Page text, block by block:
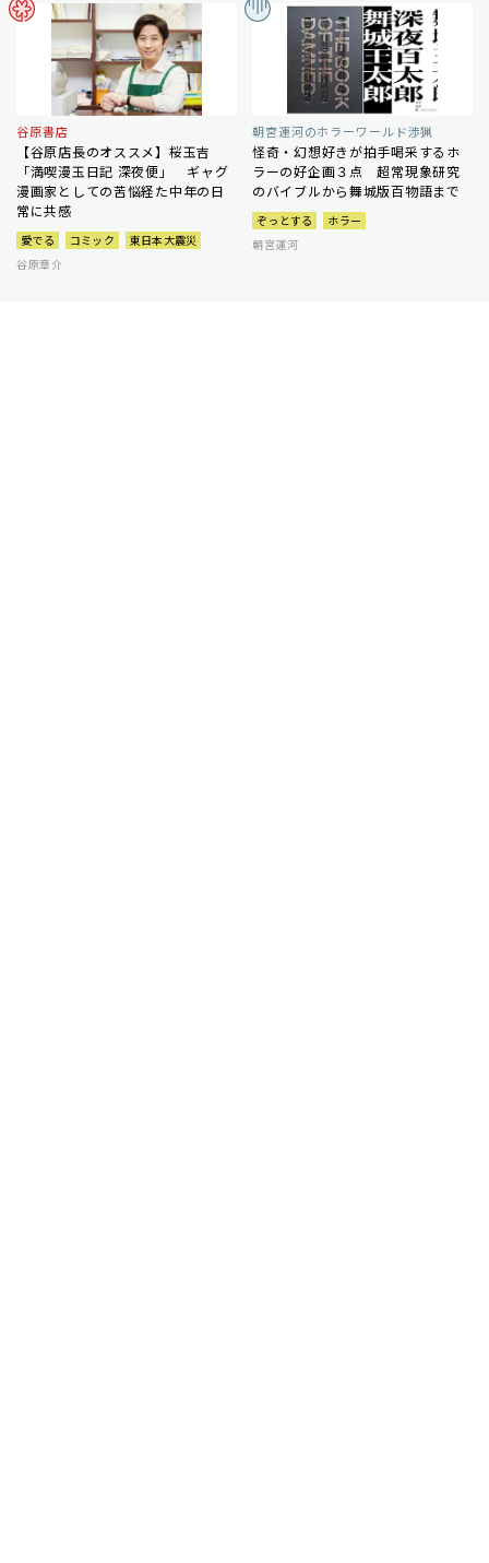
谷原書店
【谷原店長のオススメ】桜玉吉
「満喫漫玉日記 深夜便」 ギャグ
漫画家としての苦悩経た中年の日
常に共感
愛でる コミック
東日本大震災
谷原章介
朝宮運河のホラーワールド渉猟
怪奇・幻想好きが拍手喝采するホ
ラーの好企画３点 超常現象研究
のバイブルから舞城版百物語まで
ぞっとする
ホラー
朝宮運河